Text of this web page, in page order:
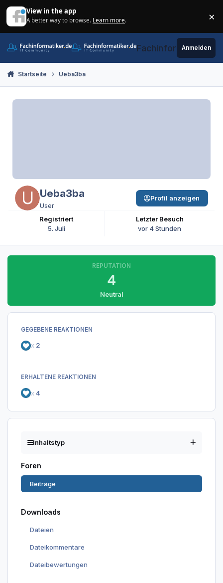
View in the app
A better way to browse. Learn more. ×
Fachinformatiker.de
Anmelden
Startseite Ueba3ba
Ueba3ba
User
Registriert
5. Juli
Letzter Besuch
vor 4 Stunden
Profil anzeigen
REPUTATION
4
Neutral
GEGEBENE REAKTIONEN
x 2
ERHALTENE REAKTIONEN
x 4
Inhaltstyp
Foren
Beiträge
Downloads
Dateien
Dateikommentare
Dateibewertungen